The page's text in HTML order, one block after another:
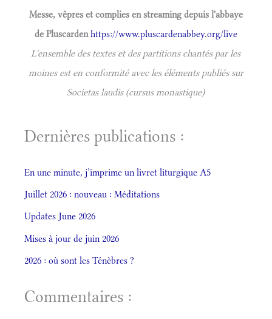
Messe, vêpres et complies en streaming depuis l'abbaye
de Pluscardenhttps://www.pluscardenabbey.org/live
L'ensemble des textes et des partitions chantés par les
moines est en conformité avec les éléments publiés sur
Societas laudis (cursus monastique)
Dernières publications :
En une minute, j’imprime un livret liturgique A5
Juillet 2026 : nouveau : Méditations
Updates June 2026
Mises à jour de juin 2026
2026 : où sont les Ténèbres ?
Commentaires :